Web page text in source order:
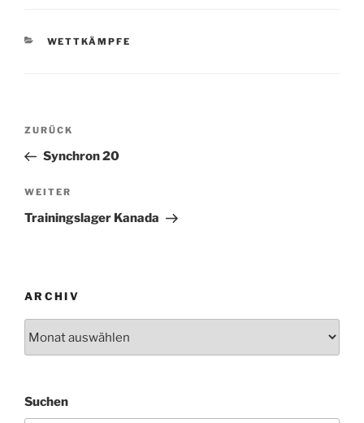
KATEGORIEN
WETTKÄMPFE
Beitragsnavigation
Vorheriger
Beitrag
ZURÜCK
Synchron 20
Nächster
Beitrag
WEITER
Trainingslager Kanada
ARCHIV
Suchen